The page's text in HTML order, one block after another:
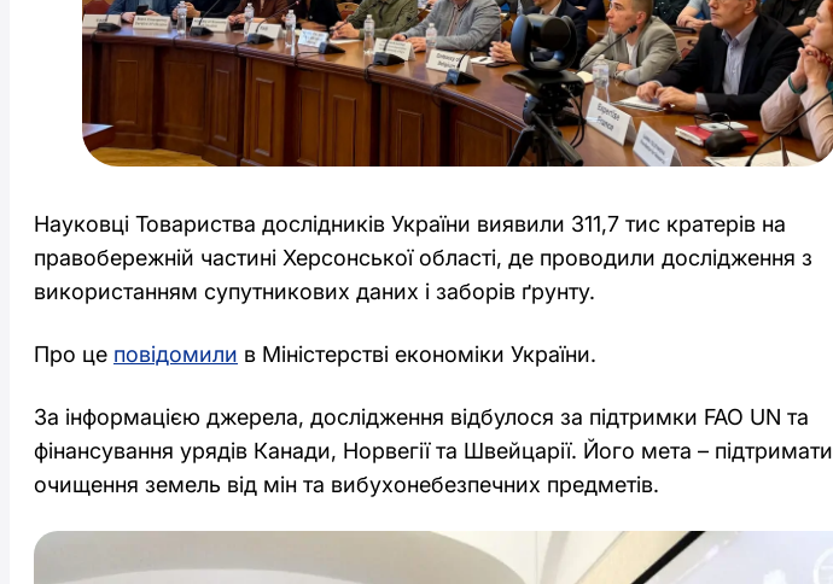
Науковці Товариства дослідників України виявили 311,7 тис кратерів на
правобережній частині Херсонської області, де проводили дослідження з
використанням супутникових даних і заборів ґрунту.
Про це повідомили в Міністерстві економіки України.
За інформацією джерела, дослідження відбулося за підтримки FAO UN та
фінансування урядів Канади, Норвегії та Швейцарії. Його мета – підтримати
очищення земель від мін та вибухонебезпечних предметів.